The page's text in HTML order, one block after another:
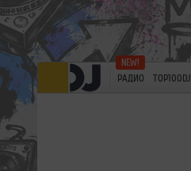
РАДИО TOP100DJ